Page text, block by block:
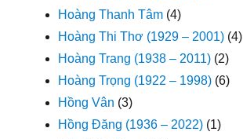
Hoàng Thanh Tâm (4)
Hoàng Thi Thơ (1929 – 2001) (4)
Hoàng Trang (1938 – 2011) (2)
Hoàng Trọng (1922 – 1998) (6)
Hồng Vân (3)
Hồng Đăng (1936 – 2022) (1)